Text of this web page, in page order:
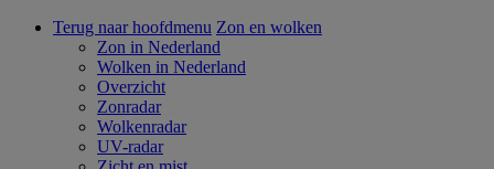
Terug naar hoofdmenu Zon en wolken
Zon in Nederland
Wolken in Nederland
Overzicht
Zonradar
Wolkenradar
UV-radar